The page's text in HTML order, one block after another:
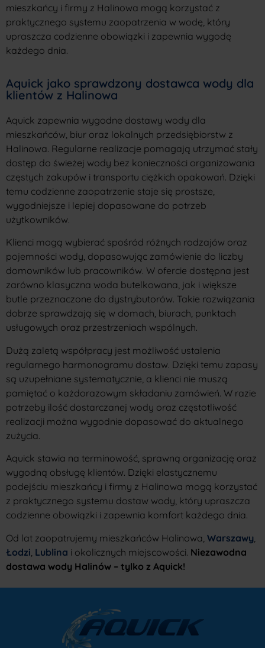
mieszkańcy i firmy z Halinowa mogą korzystać z
praktycznego systemu zaopatrzenia w wodę, który
upraszcza codzienne obowiązki i zapewnia wygodę
każdego dnia.
Aquick jako sprawdzony dostawca wody dla
klientów z Halinowa
Aquick zapewnia wygodne dostawy wody dla
mieszkańców, biur oraz lokalnych przedsiębiorstw z
Halinowa. Regularne realizacje pomagają utrzymać stały
dostęp do świeżej wody bez konieczności organizowania
częstych zakupów i transportu ciężkich opakowań. Dzięki
temu codzienne zaopatrzenie staje się prostsze,
wygodniejsze i lepiej dopasowane do potrzeb
użytkowników.
Klienci mogą wybierać spośród różnych rodzajów oraz
pojemności wody, dopasowując zamówienie do liczby
domowników lub pracowników. W ofercie dostępna jest
zarówno klasyczna woda butelkowana, jak i większe
butle przeznaczone do dystrybutorów. Takie rozwiązania
dobrze sprawdzają się w domach, biurach, punktach
usługowych oraz przestrzeniach wspólnych.
Dużą zaletą współpracy jest możliwość ustalenia
regularnego harmonogramu dostaw. Dzięki temu zapasy
są uzupełniane systematycznie, a klienci nie muszą
pamiętać o każdorazowym składaniu zamówień. W razie
potrzeby ilość dostarczanej wody oraz częstotliwość
realizacji można wygodnie dopasować do aktualnego
zużycia.
Aquick stawia na terminowość, sprawną organizację oraz
wygodną obsługę klientów. Dzięki elastycznemu
podejściu mieszkańcy i firmy z Halinowa mogą korzystać
z praktycznego systemu dostaw wody, który upraszcza
codzienne obowiązki i zapewnia komfort każdego dnia.
Od lat zaopatrujemy mieszkańców Halinowa, Warszawy
Łodzi Lublina i okolicznych miejscowości. Niezawodna
dostawa wody Halinów – tylko z Aquick!